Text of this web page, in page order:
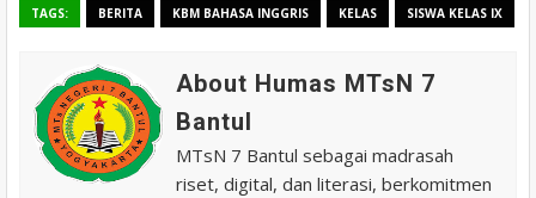
TAGS: BERITA KBM BAHASA INGGRIS KELAS SISWA KELAS IX
About Humas MTsN 7
Bantul
MTsN 7 Bantul sebagai madrasah
riset, digital, dan literasi, berkomitmen